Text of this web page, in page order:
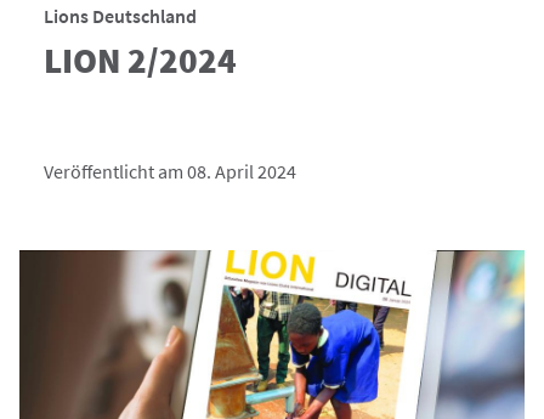
Lions Deutschland
LION 2/2024
Veröffentlicht am 08. April 2024